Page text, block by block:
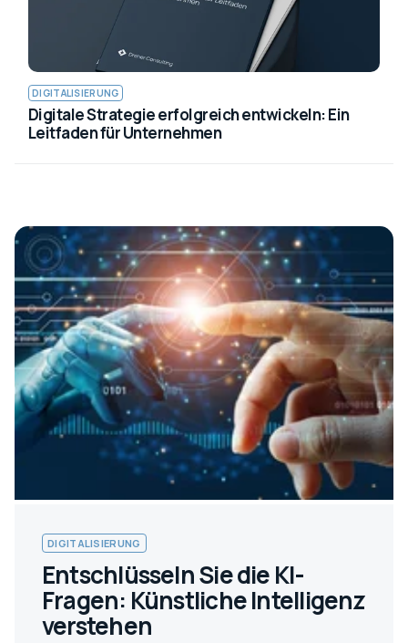
DIGITALISIERUNG
Digitale Strategie erfolgreich entwickeln: Ein
Leitfaden für Unternehmen
DIGITALISIERUNG
Entschlüsseln Sie die KI-
Fragen: Künstliche Intelligenz
verstehen